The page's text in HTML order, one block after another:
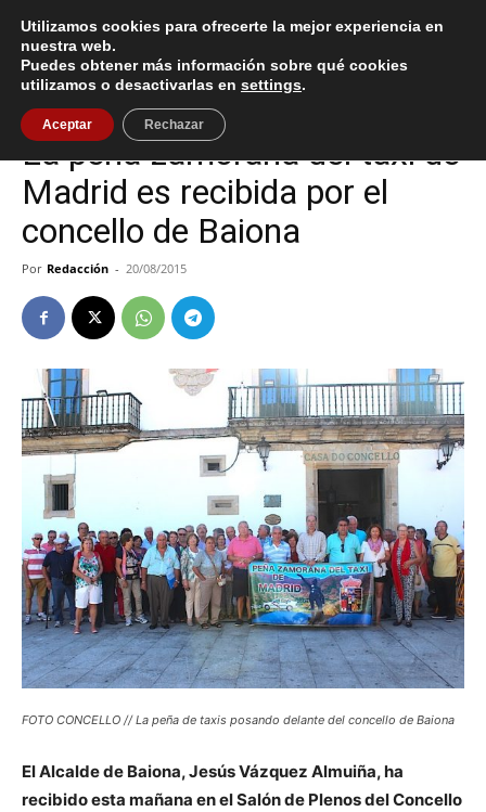
Inicio Baiona
Baiona
La peña zamorana del taxi de
Madrid es recibida por el
concello de Baiona
Por Redacción - 20/08/2015
FOTO CONCELLO // La peña de taxis posando delante del concello de Baiona
El Alcalde de Baiona, Jesús Vázquez Almuiña, ha
recibido esta mañana en el Salón de Plenos del Concello
Utilizamos cookies para ofrecerte la mejor experiencia en
nuestra web.
Puedes obtener más información sobre qué cookies
utilizamos o desactivarlas en settings.
Aceptar Rechazar